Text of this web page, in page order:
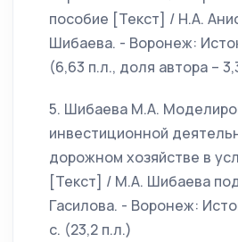
пособие [Текст] / Н.А.
Шибаева. - Воронеж:
(6,63 п.л., доля автора –
5. Шибаева М.А.
инвестиционной
дорожном хозяйстве в
[Текст] / М.А. Шибаева
Гасилова. - Воронеж:
с. (23,2 п.л.)